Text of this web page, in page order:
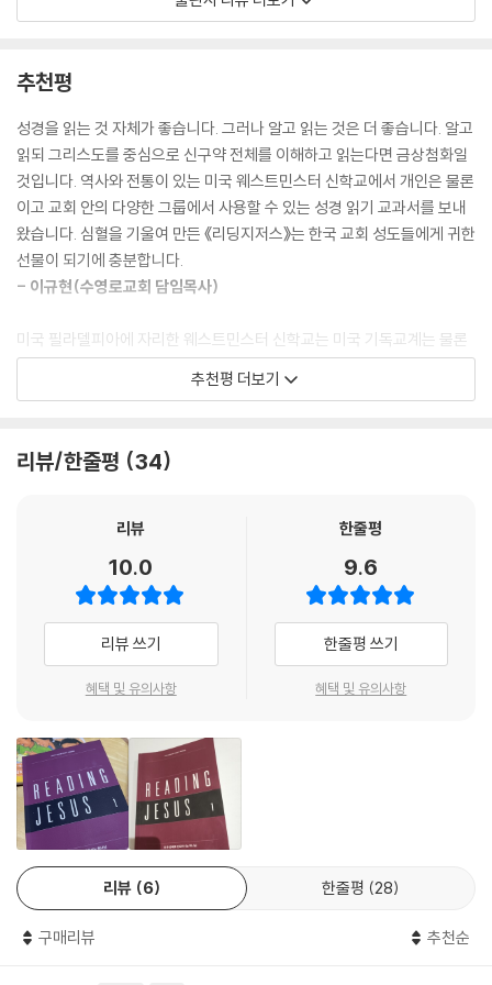
합니다. 하나님이 사람들 가운데 함께 머무신 적은 없었습니다. 에덴 동산
았습니다. 하지만 이때부터 하나님은 ‘임마누엘’, ‘우리와 함께하시는 하나
---「4장 출애굽기」중에서
구약시대 절기 규례 그대로 예수 그리스도는 유월절 후 첫 안식일에 다시
살아나셔서 부활의 첫 열매가 되셨습니다. 그리고 50일이 지난 오순절에
하나님 나라의 추수를 알리는 성령이 임하셨습니다. 추수의 시작(유월절
과 무교절)이 추수의 완성(칠칠절)과 확실히 연결되지만, 시간상으로는
서로 떨어져 있습니다. 마찬가지로 그리스도의 부활도 마지막 추수를 예고
시차가 분명히 존재합니다.
험은 광야에서 이스라엘 백성이 겪은 시험에 비길 수 있습니다. 히브리서
3장을 보면 알 수 있죠. 광야 시대를 산 두 세대는 두 가지 다른 삶을 보여
망하며 불평할 수도 있고, 두 번째 세대처럼 하나님이 주시는 힘으로 내일
을 바라보며 살 수도 있습니다. 우리가 어떤 길을 선택하든 하나님의 약속
은 반드시 이루어집니다. 하나님은 자신의 약속을 성취할 자기 백성을 준
비시키시고 그들에게 유업을 주십니다.
---「6장 민수기」중에서
시내 산에서 이스라엘과 율법 언약을 처음 맺었을 때나, 그 후에 광야 세대
습니다. 하나님께서 신명기 10장 16절에서 그들에게 하신 말씀을 기억하
시나요? “너희는 마음에 할례를 행하고”라고 하십니다. 하지만 30장 6절
에서는 누가 할례를 행하는지 보십시오. 바로 하나님입니다. 하나님께서는
문제의 핵심을 찌르고 계십니다. 왜냐하면 문제의 핵심은 사람의 마음에
있기 때문입니다.
---「7장 신명기」중에서
결국 여호수아는 여호와께서 모세에게 명령하신 그대로 가나안 땅 전체를
정복하여 각 지파에 나누어 주고 그 땅 소산을 누리게 됩니다. 그러고는 마
인
- 섬기는 공동체에 그리스도 중심의 성경 읽기를 도입하고 싶은 목회자나
기독교 기관·단체 관계자
추천평
성경을 읽는 것 자체가 좋습니다. 그러나 알고 읽는 것은 더 좋습니다. 알고
읽되 그리스도를 중심으로 신구약 전체를 이해하고 읽는다면 금상첨화일
것입니다. 역사와 전통이 있는 미국 웨스트민스터 신학교에서 개인은 물론
이고 교회 안의 다양한 그룹에서 사용할 수 있는 성경 읽기 교과서를 보내
왔습니다. 심혈을 기울여 만든 《리딩지저스》는 한국 교회 성도들에게 귀한
선물이 되기에 충분합니다.
- 이규현(수영로교회 담임목사)
미국 필라델피아에 자리한 웨스트민스터 신학교는 미국 기독교계는 물론
이고 한국 교회에도 큰 영향을 미친 신학교입니다. 영향력 있는 신학자들
을 많이 배출하였고, 이를 통해 한국 교회에 크게 공헌한 신학교입니다. 이
라는 성경 읽기 도구를 만들었습니다. 신학교 교수님들의 강의를 성도님들
그리스도를 중심에 둔 성경 읽기라는 점입니다. 모든 저자가 성령의 감동
으로 오직 한 분 예수님을 드러내기 위해 쓴 책이 성경이라면, 우리는 성경
을 쓰인 목적대로 읽어야 할 것입니다. 이런 점에서 많이 기대되는 책입니
이 책을 통해 우리는 구약성경이든 신약성경이든 어느 본문에서든 예수님
스도를 체험하는 행복한 시간을 갖게 되시기를 바랍니다. 나 자신과 내가
처한 상황을 그리스도 중심으로 해석하는 힘이 길러지리라 믿으며 기쁘게
추천합니다.
- 이찬수(분당우리교회 담임목사)
성경을 가까이하고 즐겨 읽는 것이 경건의 핵심인 줄 다 알면서도 성경 읽
기의 행복에 들어가는 것이 생각보다 쉽지 않아서 많은 성도가 여러 번 시
서 성도들에게 큰 유익을 끼치리라 생각합니다.
추천평 더보기
리뷰/한줄평 34
리뷰
10.0
리뷰 쓰기
혜택 및 유의사항
한줄평
9.6
한줄평 쓰기
혜택 및 유의사항
리뷰 6 한줄평 28
구매리뷰 추천순